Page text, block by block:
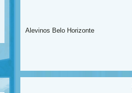
Alevinos Belo Horizonte